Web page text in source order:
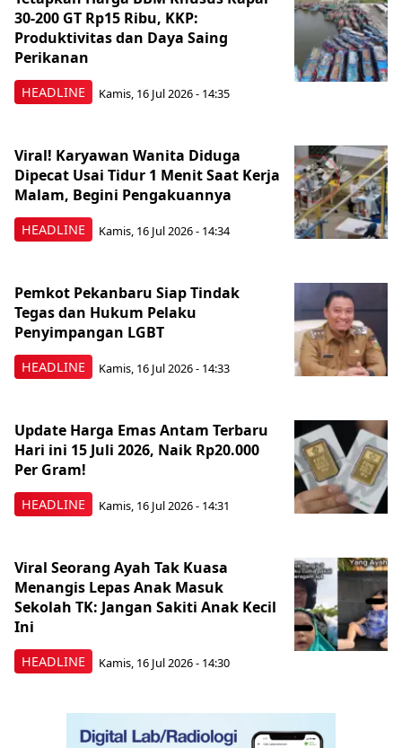
HEADLINE
30-200 GT Rp15 Ribu, KKP:
Produktivitas dan Daya Saing
Perikanan
Kamis, 16 Jul 2026 - 14:35
HEADLINE
Viral! Karyawan Wanita Diduga
Dipecat Usai Tidur 1 Menit Saat Kerja
Malam, Begini Pengakuannya
Kamis, 16 Jul 2026 - 14:34
HEADLINE
Pemkot Pekanbaru Siap Tindak
Tegas dan Hukum Pelaku
Penyimpangan LGBT
Kamis, 16 Jul 2026 - 14:33
HEADLINE
Update Harga Emas Antam Terbaru
Hari ini 15 Juli 2026, Naik Rp20.000
Per Gram!
Kamis, 16 Jul 2026 - 14:31
HEADLINE
Viral Seorang Ayah Tak Kuasa
Menangis Lepas Anak Masuk
Sekolah TK: Jangan Sakiti Anak Kecil
Ini
Kamis, 16 Jul 2026 - 14:30